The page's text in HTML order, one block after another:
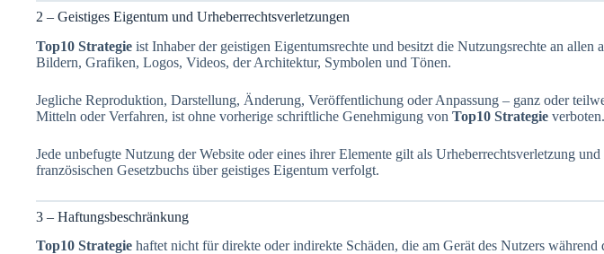
2 – Geistiges Eigentum und Urheberrechtsverletzungen
Top10 Strategie ist Inhaber der geistigen Eigentumsrechte und besitzt die Nutzungsrechte an
Bildern, Grafiken, Logos, Videos, der Architektur, Symbolen und Tönen.
Jegliche Reproduktion, Darstellung, Änderung, Veröffentlichung oder Anpassung – ganz oder
Mitteln oder Verfahren, ist ohne vorherige schriftliche Genehmigung von Top10 Strategie verboten.
Jede unbefugte Nutzung der Website oder eines ihrer Elemente gilt als Urheberrechtsverletzung
französischen Gesetzbuchs über geistiges Eigentum verfolgt.
3 – Haftungsbeschränkung
Top10 Strategie haftet nicht für direkte oder indirekte Schäden, die am Gerät des Nutzers